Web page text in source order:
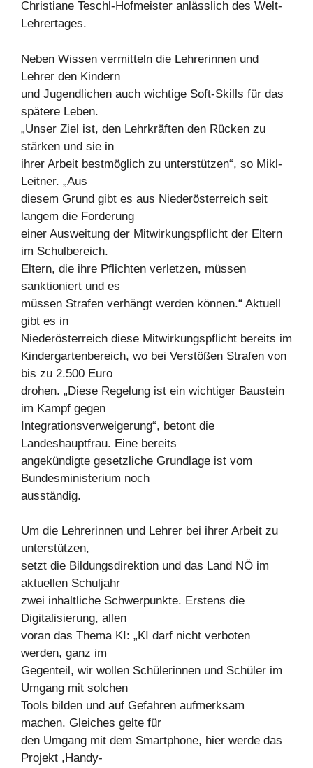
Christiane Teschl-Hofmeister anlässlich des Welt-
Lehrertages.
Neben Wissen vermitteln die Lehrerinnen und
Lehrer den Kindern
und Jugendlichen auch wichtige Soft-Skills für das
spätere Leben.
„Unser Ziel ist, den Lehrkräften den Rücken zu
stärken und sie in
ihrer Arbeit bestmöglich zu unterstützen“, so Mikl-
Leitner. „Aus
diesem Grund gibt es aus Niederösterreich seit
langem die Forderung
einer Ausweitung der Mitwirkungspflicht der Eltern
im Schulbereich.
Eltern, die ihre Pflichten verletzen, müssen
sanktioniert und es
müssen Strafen verhängt werden können.“ Aktuell
gibt es in
Niederösterreich diese Mitwirkungspflicht bereits im
Kindergartenbereich, wo bei Verstößen Strafen von
bis zu 2.500 Euro
drohen. „Diese Regelung ist ein wichtiger Baustein
im Kampf gegen
Integrationsverweigerung“, betont die
Landeshauptfrau. Eine bereits
angekündigte gesetzliche Grundlage ist vom
Bundesministerium noch
ausständig.
Um die Lehrerinnen und Lehrer bei ihrer Arbeit zu
unterstützen,
setzt die Bildungsdirektion und das Land NÖ im
aktuellen Schuljahr
zwei inhaltliche Schwerpunkte. Erstens die
Digitalisierung, allen
voran das Thema KI: „KI darf nicht verboten
werden, ganz im
Gegenteil, wir wollen Schülerinnen und Schüler im
Umgang mit solchen
Tools bilden und auf Gefahren aufmerksam
machen. Gleiches gelte für
den Umgang mit dem Smartphone, hier werde das
Projekt ,Handy-